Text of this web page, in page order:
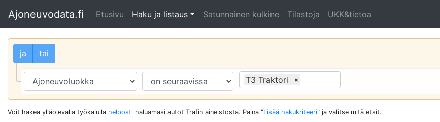
Ajoneuvodata.fi Etusivu Haku ja listaus Satunnainen kulkine Tilastoja UKK&tietoa
ja tai
T3 Traktori ×
Voit hakea ylläolevalla työkalulla helposti haluamasi autot Trafin aineistosta. Paina "Lisää hakukriteeri" ja valitse mitä etsit.